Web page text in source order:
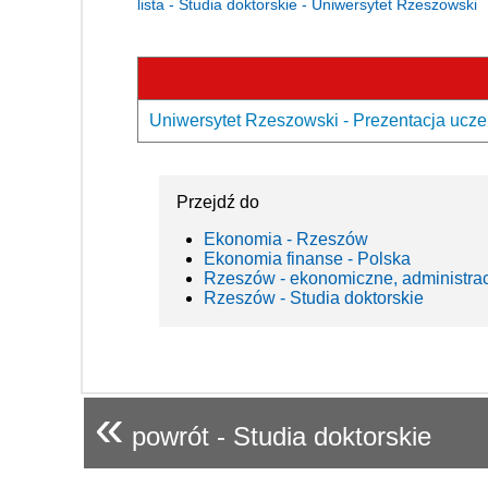
lista - Studia doktorskie - Uniwersytet Rzeszowski
Uniwersytet Rzeszowski - Prezentacja
Przejdź do
Ekonomia - Rzeszów
Ekonomia finanse - Polska
Rzeszów - ekonomiczne,
Rzeszów - Studia doktorskie
« powrót - Studia doktorskie